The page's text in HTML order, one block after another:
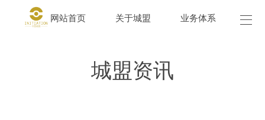
网站首页 关于城盟 业务体系 城
城盟资讯